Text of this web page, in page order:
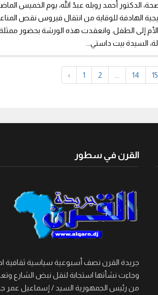
الدكتور أحمد روبله عبدُ الله، يوم الخميس
الهادفة للوقاية من انتقال فيروس نقص
إلى الطفل. وانعقدت هذه الورشة بحضور
السيدة بيت داستي...
‹ 1 2 14 15
القرن في سطور
وجاءت نشأتها استجابة لنقل نبض الشارع
من رئيس الجمهورية السيد / إسماعيل عمر